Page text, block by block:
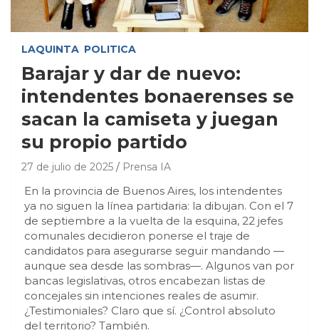
LAQUINTA POLITICA
Barajar y dar de nuevo:
intendentes bonaerenses se
sacan la camiseta y juegan
su propio partido
27 de julio de 2025 Prensa IA
En la provincia de Buenos Aires, los intendentes
ya no siguen la línea partidaria: la dibujan. Con el 7
de septiembre a la vuelta de la esquina, 22 jefes
comunales decidieron ponerse el traje de
candidatos para asegurarse seguir mandando —
aunque sea desde las sombras—. Algunos van por
bancas legislativas, otros encabezan listas de
concejales sin intenciones reales de asumir.
¿Testimoniales? Claro que sí. ¿Control absoluto
del territorio? También.